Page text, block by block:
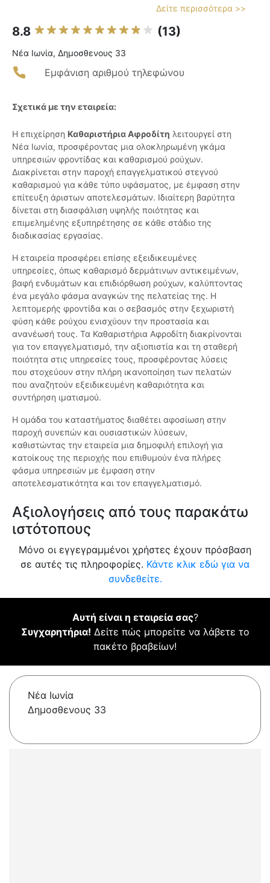
Δείτε περισσότερα >>
8.8 (13)
Νέα Ιωνία, Δημοσθενους 33
Εμφάνιση αριθμού τηλεφώνου
Σχετικά με την εταιρεία:
Η επιχείρηση Καθαριστήρια Αφροδίτη λειτουργεί στη
Νέα Ιωνία, προσφέροντας μια ολοκληρωμένη γκάμα
υπηρεσιών φροντίδας και καθαρισμού ρούχων.
Διακρίνεται στην παροχή επαγγελματικού στεγνού
καθαρισμού για κάθε τύπο υφάσματος, με έμφαση στην
επίτευξη άριστων αποτελεσμάτων. Ιδιαίτερη βαρύτητα
δίνεται στη διασφάλιση υψηλής ποιότητας και
επιμελημένης εξυπηρέτησης σε κάθε στάδιο της
διαδικασίας εργασίας.
Η εταιρεία προσφέρει επίσης εξειδικευμένες
υπηρεσίες, όπως καθαρισμό δερμάτινων αντικειμένων,
βαφή ενδυμάτων και επιδιόρθωση ρούχων, καλύπτοντας
ένα μεγάλο φάσμα αναγκών της πελατείας της. Η
λεπτομερής φροντίδα και ο σεβασμός στην ξεχωριστή
φύση κάθε ρούχου ενισχύουν την προστασία και
ανανέωσή τους. Τα Καθαριστήρια Αφροδίτη διακρίνονται
για τον επαγγελματισμό, την αξιοπιστία και τη σταθερή
ποιότητα στις υπηρεσίες τους, προσφέροντας λύσεις
που στοχεύουν στην πλήρη ικανοποίηση των πελατών
που αναζητούν εξειδικευμένη καθαριότητα και
συντήρηση ιματισμού.
Η ομάδα του καταστήματος διαθέτει αφοσίωση στην
παροχή συνεπών και ουσιαστικών λύσεων,
καθιστώντας την εταιρεία μια δημοφιλή επιλογή για
κατοίκους της περιοχής που επιθυμούν ένα πλήρες
φάσμα υπηρεσιών με έμφαση στην
αποτελεσματικότητα και τον επαγγελματισμό.
Αξιολογήσεις από τους παρακάτω
ιστότοπους
Μόνο οι εγγεγραμμένοι χρήστες έχουν πρόσβαση
σε αυτές τις πληροφορίες. Κάντε κλικ εδώ για να
συνδεθείτε.
Αυτή είναι η εταιρεία σας?
Συγχαρητήρια! Δείτε πώς μπορείτε να λάβετε το
πακέτο βραβείων!
Νέα Ιωνία
Δημοσθενους 33